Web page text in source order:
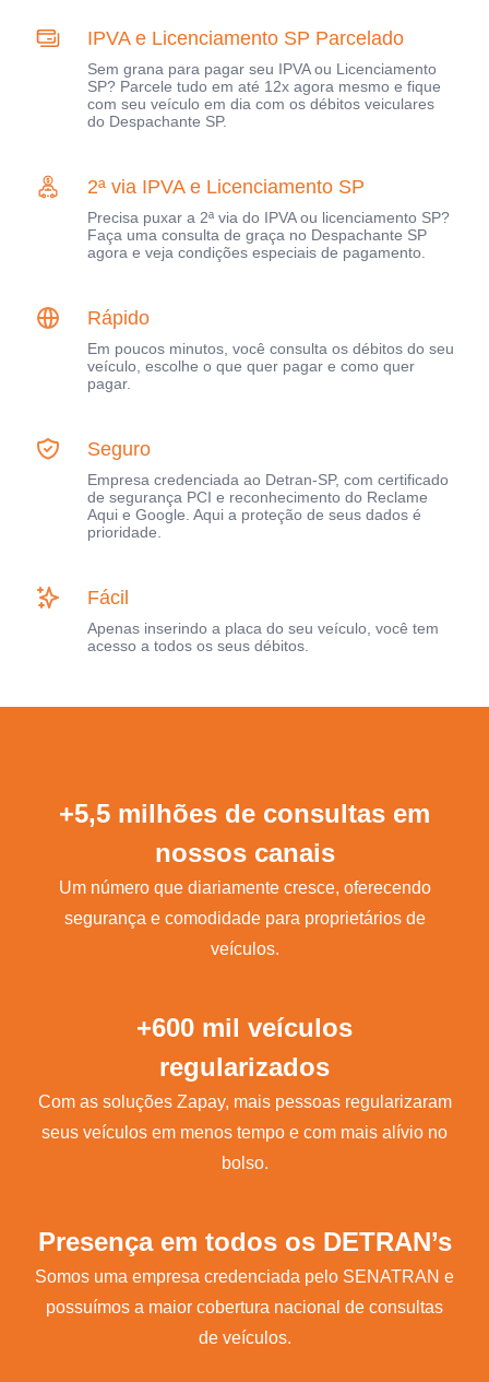
IPVA e Licenciamento SP Parcelado
Sem grana para pagar seu IPVA ou Licenciamento
SP? Parcele tudo em até 12x agora mesmo e fique
com seu veículo em dia com os débitos veiculares
do Despachante SP.
2ª via IPVA e Licenciamento SP
Precisa puxar a 2ª via do IPVA ou licenciamento SP?
Faça uma consulta de graça no Despachante SP
agora e veja condições especiais de pagamento.
Rápido
Em poucos minutos, você consulta os débitos do seu
veículo, escolhe o que quer pagar e como quer
pagar.
Seguro
Empresa credenciada ao Detran-SP, com certificado
de segurança PCI e reconhecimento do Reclame
Aqui e Google. Aqui a proteção de seus dados é
prioridade.
Fácil
Apenas inserindo a placa do seu veículo, você tem
acesso a todos os seus débitos.
+5,5 milhões de consultas em
nossos canais
Um número que diariamente cresce, oferecendo
segurança e comodidade para proprietários de
veículos.
+600 mil veículos
regularizados
Com as soluções Zapay, mais pessoas regularizaram
seus veículos em menos tempo e com mais alívio no
bolso.
Presença em todos os DETRAN’s
Somos uma empresa credenciada pelo SENATRAN e
possuímos a maior cobertura nacional de consultas
de veículos.